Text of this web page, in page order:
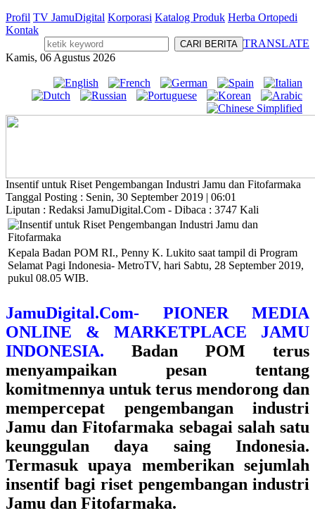
Profil TV JamuDigital Korporasi Katalog Produk Herba Ortopedi
Kontak
TRANSLATE
Kamis, 06 Agustus 2026
Insentif untuk Riset Pengembangan Industri Jamu dan Fitofarmaka
Tanggal Posting : Senin, 30 September 2019 | 06:01
Liputan : Redaksi JamuDigital.Com - Dibaca : 3747 Kali
Kepala Badan POM RI., Penny K. Lukito saat tampil di Program
Selamat Pagi Indonesia- MetroTV, hari Sabtu, 28 September 2019,
pukul 08.05 WIB.
JamuDigital.Com- PIONER MEDIA
ONLINE & MARKETPLACE JAMU
INDONESIA. Badan POM terus
menyampaikan pesan tentang
komitmennya untuk terus mendorong dan
mempercepat pengembangan industri
Jamu dan Fitofarmaka sebagai salah satu
keunggulan daya saing Indonesia.
Termasuk upaya memberikan sejumlah
insentif bagi riset pengembangan industri
Jamu dan Fitofarmaka.